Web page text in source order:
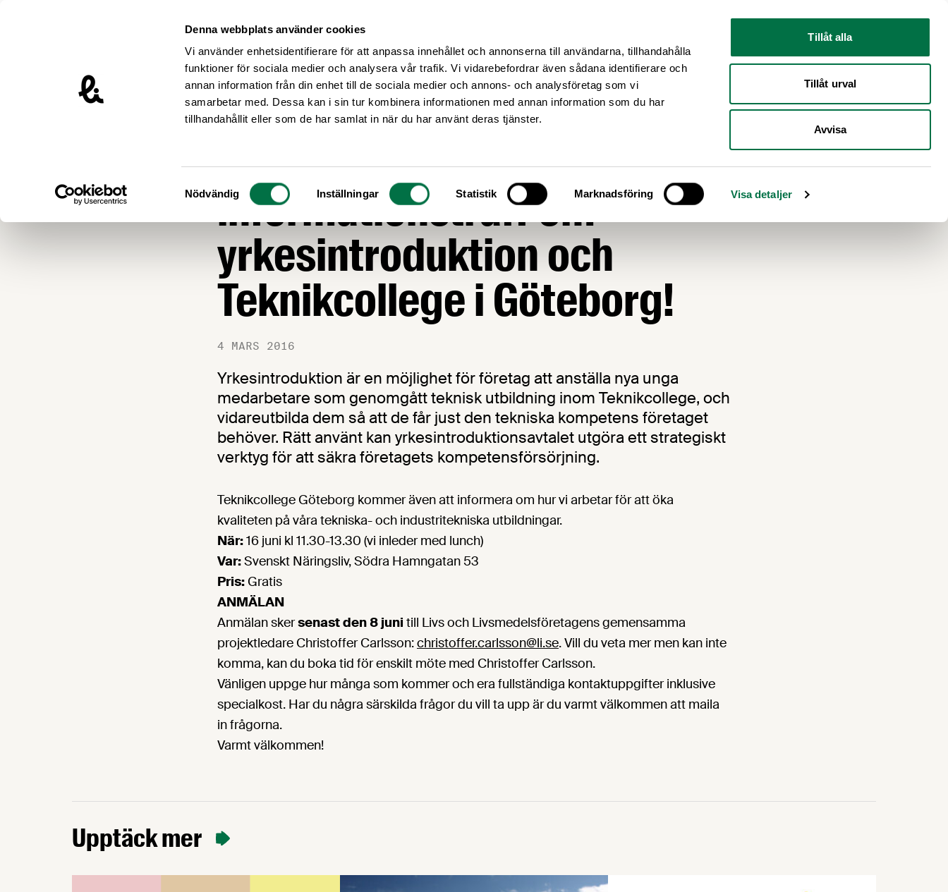
Denna webbplats använder cookies
Vi använder enhetsidentifierare för att anpassa innehållet och annonserna till användarna, tillhandahålla
funktioner för sociala medier och analysera vår trafik. Vi vidarebefordrar även sådana identifierare och
annan information från din enhet till de sociala medier och annons- och analysföretag som vi
samarbetar med. Dessa kan i sin tur kombinera informationen med annan information som du har
tillhandahållit eller som de har samlat in när du har använt deras tjänster.
Samtyckesval
Nödvändig Inställningar Statistik Marknadsföring Visa detaljer
Tillåt alla
Tillåt urval
Avvisa
Livsmedelsföretagen – till startsidan
Nyheter
Välkommen på
informationsträff om
yrkesintroduktion och
Teknikcollege i Göteborg!
4 MARS 2016
Yrkesintroduktion är en möjlighet för företag att anställa nya unga
medarbetare som genomgått teknisk utbildning inom Teknikcollege, och
vidareutbilda dem så att de får just den tekniska kompetens företaget
behöver. Rätt använt kan yrkesintroduktionsavtalet utgöra ett strategiskt
verktyg för att säkra företagets kompetensförsörjning.
Teknikcollege Göteborg kommer även att informera om hur vi arbetar för att öka
kvaliteten på våra tekniska- och industritekniska utbildningar.
När:16 juni kl 11.30-13.30 (vi inleder med lunch)
Var:Svenskt Näringsliv, Södra Hamngatan 53
Pris: Gratis
ANMÄLAN
Anmälan skersenast den 8 juni till Livs och Livsmedelsföretagens gemensamma
projektledare Christoffer Carlsson:christoffer.carlsson@li.se. Vill du veta mer men kan inte
komma, kan du boka tid för enskilt möte med Christoffer Carlsson.
Vänligen uppge hur många som kommer och era fullständiga kontaktuppgifter inklusive
specialkost. Har du några särskilda frågor du vill ta upp är du varmt välkommen att maila
in frågorna.
Varmt välkommen!
Upptäck mer